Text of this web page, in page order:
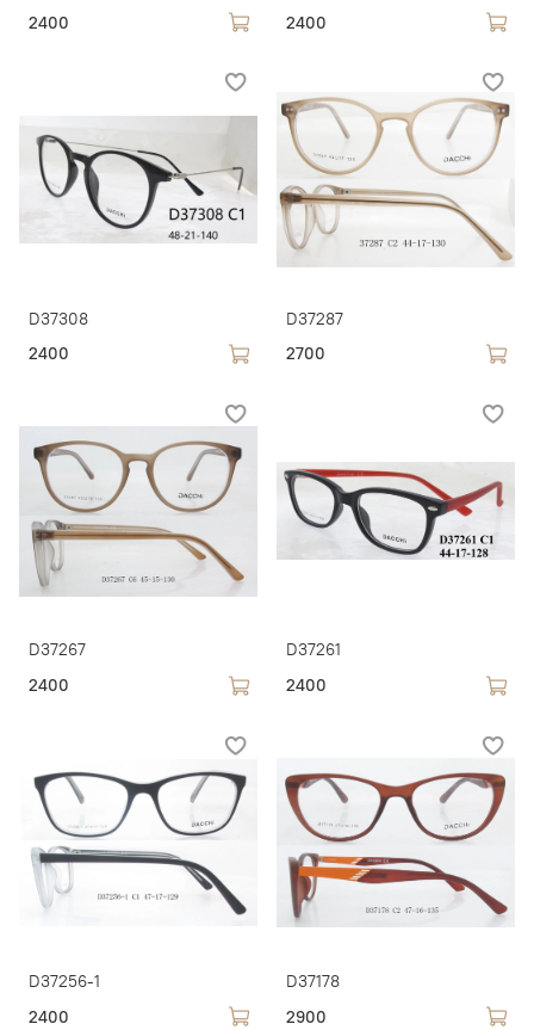
2400 2400
D37308
2400
D37287
2700
D37267
2400
D37261
2400
D37256-1
2400
D37178
2900